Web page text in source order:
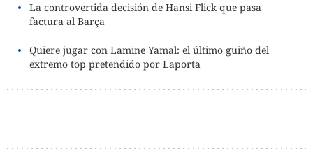
La controvertida decisión de Hansi Flick que pasa
factura al Barça
Quiere jugar con Lamine Yamal: el último guiño del
extremo top pretendido por Laporta